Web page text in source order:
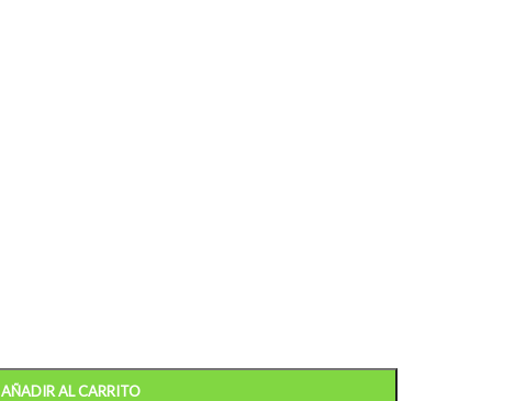
AÑADIR AL CARRITO